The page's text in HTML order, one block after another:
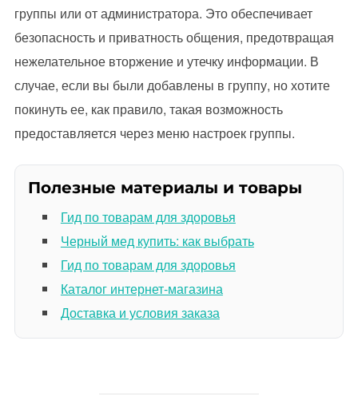
группы или от администратора. Это обеспечивает
безопасность и приватность общения, предотвращая
нежелательное вторжение и утечку информации. В
случае, если вы были добавлены в группу, но хотите
покинуть ее, как правило, такая возможность
предоставляется через меню настроек группы.
Полезные материалы и товары
Гид по товарам для здоровья
Черный мед купить: как выбрать
Гид по товарам для здоровья
Каталог интернет-магазина
Доставка и условия заказа